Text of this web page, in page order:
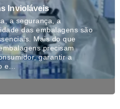
Invioláveis
a segurança, a
das embalagens são
Mais do que
precisam
garantir a
e…